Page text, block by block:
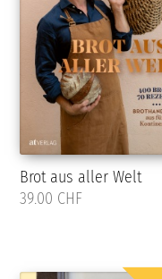
Brot aus aller Welt
39.00 CHF